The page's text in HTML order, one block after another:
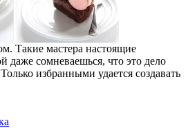
Такие мастера настоящие
даже сомневаешься, что это дело
избранными удается создавать